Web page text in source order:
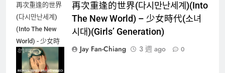
再次重逢的世界
(다시만난세계)
(Into The New
World) - 少女時
代(소녀시대)
(Girls'
再次重逢的世界(다시만난세계)(Into
The New World) – 少女時代(소녀
시대)(Girls’ Generation)
Jay Fan-Chiang
3 週 ago 0